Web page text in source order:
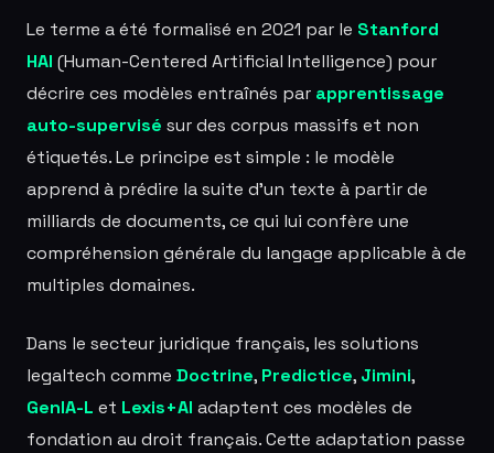
Le terme a été formalisé en 2021 par le Stanford
HAI (Human-Centered Artificial Intelligence) pour
décrire ces modèles entraînés par apprentissage
auto-supervisé sur des corpus massifs et non
étiquetés. Le principe est simple : le modèle
apprend à prédire la suite d'un texte à partir de
milliards de documents, ce qui lui confère une
compréhension générale du langage applicable à de
multiples domaines.
Dans le secteur juridique français, les solutions
legaltech comme Doctrine, Predictice, Jimini,
GenIA-L et Lexis+AI adaptent ces modèles de
fondation au droit français. Cette adaptation passe